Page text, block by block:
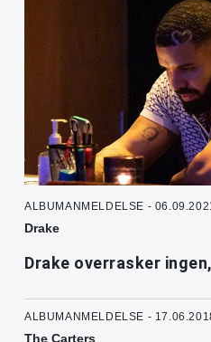
ALBUMANMELDELSE -
Drake
Drake overrasker
ALBUMANMELDELSE -
The Carters